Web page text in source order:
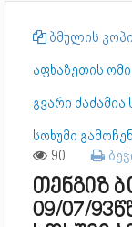
ბმულის
აფხაზეთის ომი
გვარი ძაძამია
სოხუმი
90
თენგიზ
09/07/